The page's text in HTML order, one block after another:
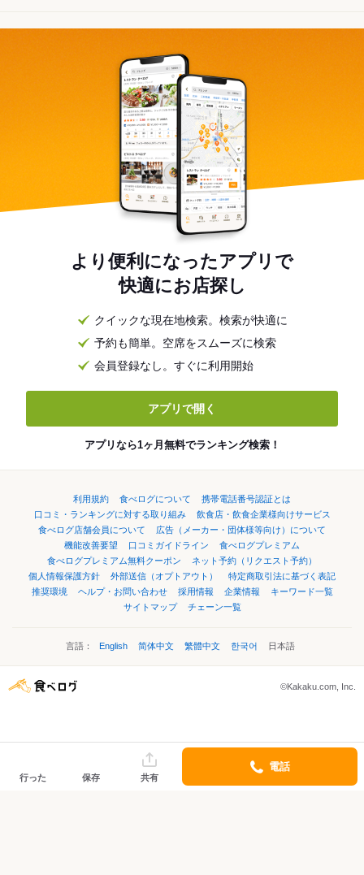
より便利になったアプリで
快適にお店探し
クイックな現在地検索。検索が快適に
予約も簡単。空席をスムーズに検索
会員登録なし。すぐに利用開始
アプリで開く
アプリなら1ヶ月無料でランキング検索！
利用規約 食べログについて
携帯電話番号認証とは
口コミ・ランキングに対する取り組み
飲食店・飲食企業様向けサービス
食べログ店舗会員について
広告（メーカー・団体様等向け）について
機能改善要望
口コミガイドライン
食べログプレミアム
食べログプレミアム無料クーポン
ネット予約（リクエスト予約）
個人情報保護方針
外部送信（オプトアウト）
特定商取引法に基づく表記
推奨環境
ヘルプ・お問い合わせ 採用情報 企業情報
キーワード一覧
サイトマップ
チェーン一覧
言語： English 简体中文 繁體中文 한국어 日本語
©Kakaku.com, Inc.
行った 保存 共有
電話